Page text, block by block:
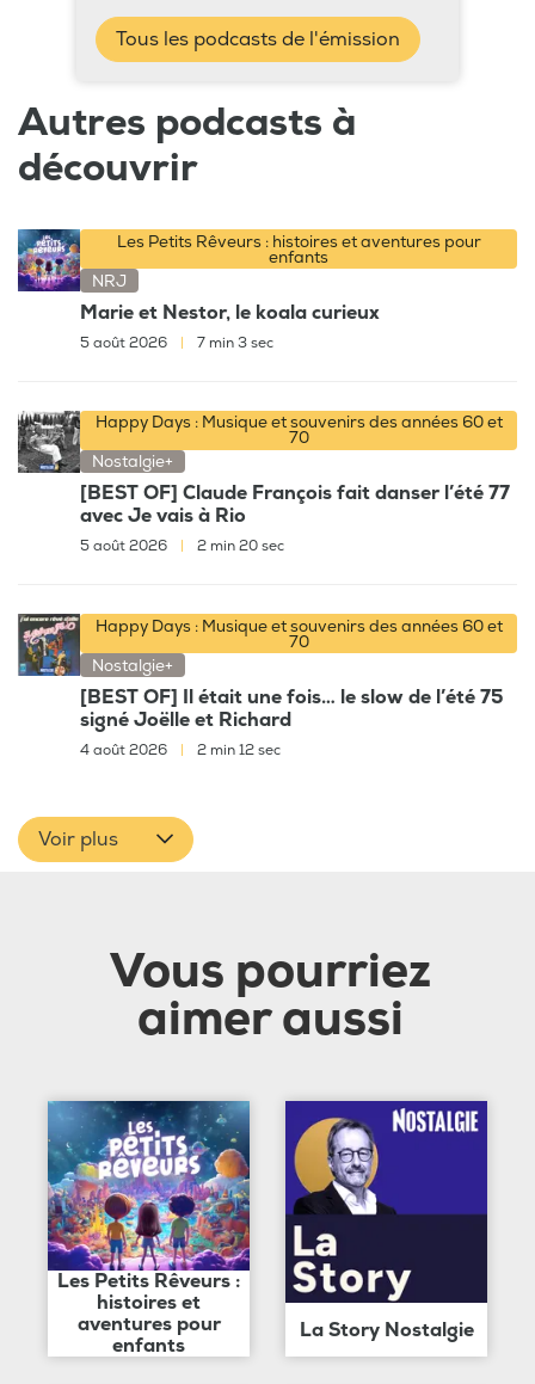
Tous les podcasts de l'émission
Autres podcasts à
découvrir
Les Petits Rêveurs : histoires et aventures pour
enfants
NRJ
Marie et Nestor, le koala curieux
5 août 2026 7 min 3 sec
Happy Days : Musique et souvenirs des années 60 et
70
Nostalgie+
[BEST OF] Claude François fait danser l’été 77
avec Je vais à Rio
5 août 2026 2 min 20 sec
Happy Days : Musique et souvenirs des années 60 et
70
Nostalgie+
[BEST OF] Il était une fois… le slow de l’été 75
signé Joëlle et Richard
4 août 2026 2 min 12 sec
Voir plus
Vous pourriez
aimer aussi
Les Petits Rêveurs :
histoires et
aventures pour
enfants
La Story Nostalgie